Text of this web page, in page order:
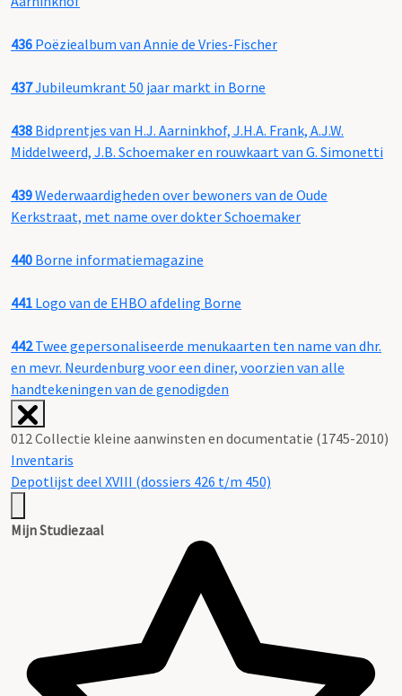
436 Poëziealbum van Annie de Vries-Fischer
437Jubileumkrant 50 jaar markt in Borne
438 Bidprentjes van H.J. Aarninkhof, J.H.A. Frank, A.J.W.
Middelweerd, J.B. Schoemaker en rouwkaart van G. Simonetti
439Wederwaardigheden over bewoners van de Oude
Kerkstraat, met name over dokter Schoemaker
440 Borne informatiemagazine
441 Logo van de EHBO afdeling Borne
442 Twee gepersonaliseerde menukaarten ten name van dhr.
en mevr. Neurdenburg voor een diner, voorzien van alle
handtekeningen van de genodigden
012 Collectie kleine aanwinsten en documentatie (1745-2010)
Inventaris
Depotlijst deel XVIII (dossiers 426 t/m 450)
Mijn Studiezaal